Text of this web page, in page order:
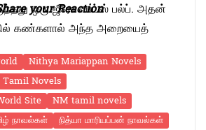
ஒரு ஜீரோ வாட்ஸ் பல்ப். அதன்
கண்களால் அந்த அறையைத்
தலைபாரம் வேறு இம்சிக்க மெதுவாக
இறுதியாக
ஒரு பிரெஞ்ச்தாடிக்காரனின்
your Reaction
Nithya Mariappan Novels
Novels
Site
NM tamil novels
நாவல்கள் நித்யா மாரியப்பன் நாவல்கள்